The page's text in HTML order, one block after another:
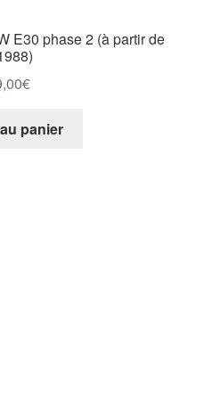
E30 phase 2 (à partir de
€
panier